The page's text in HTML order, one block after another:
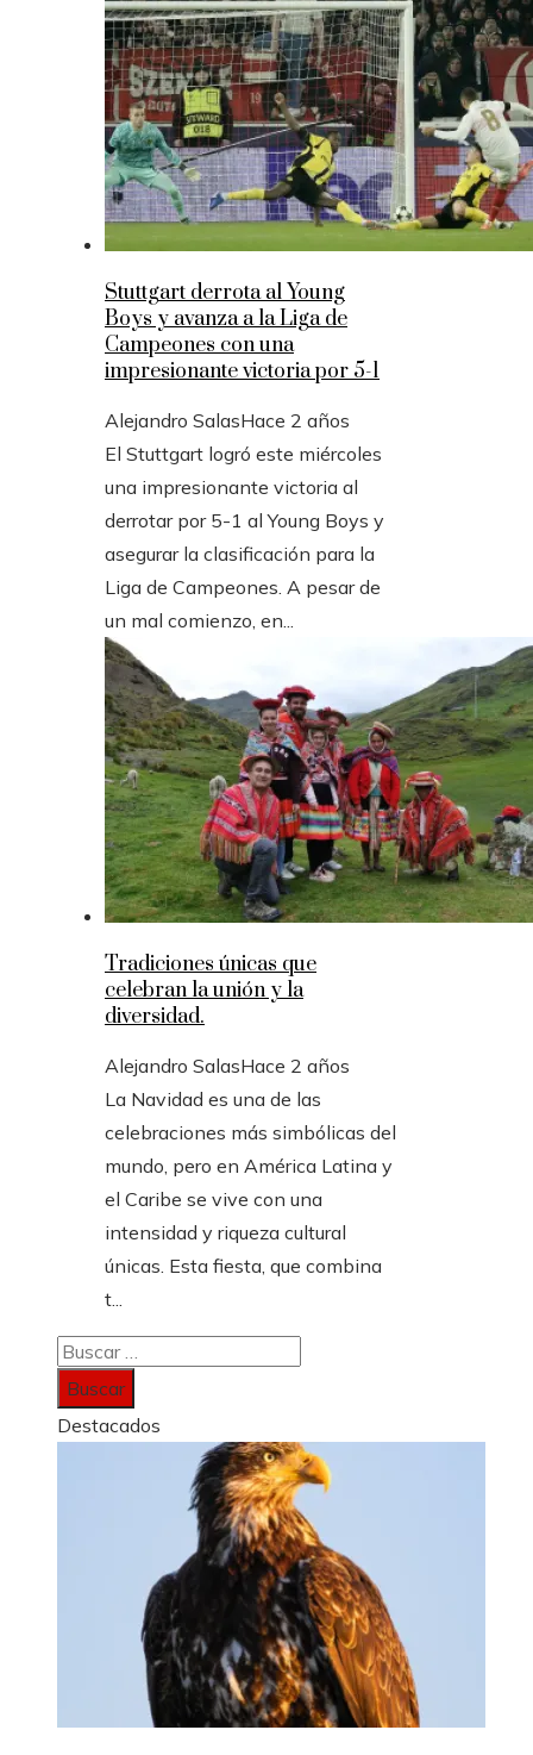
Stuttgart derrota al Young
Boys y avanza a la Liga de
Campeones con una
impresionante victoria por 5-1
Alejandro SalasHace 2 años
El Stuttgart logró este miércoles
una impresionante victoria al
derrotar por 5-1 al Young Boys y
asegurar la clasificación para la
Liga de Campeones. A pesar de
un mal comienzo, en...
Tradiciones únicas que
celebran la unión y la
diversidad.
Alejandro SalasHace 2 años
La Navidad es una de las
celebraciones más simbólicas del
mundo, pero en América Latina y
el Caribe se vive con una
intensidad y riqueza cultural
únicas. Esta fiesta, que combina
t...
Buscar:
Destacados